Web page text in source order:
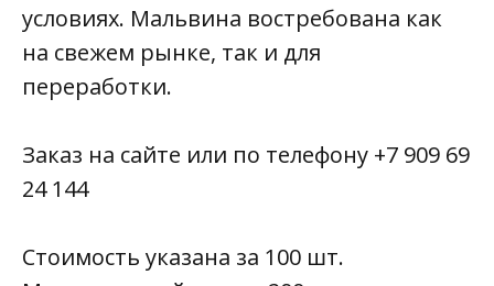
условиях. Мальвина востребована как
на свежем рынке, так и для
переработки.
Заказ на сайте или по телефону +7 909 69
24 144
Стоимость указана за 100 шт.